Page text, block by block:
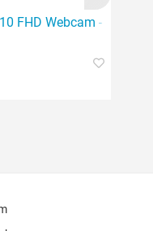
FHD Webcam - Cloud